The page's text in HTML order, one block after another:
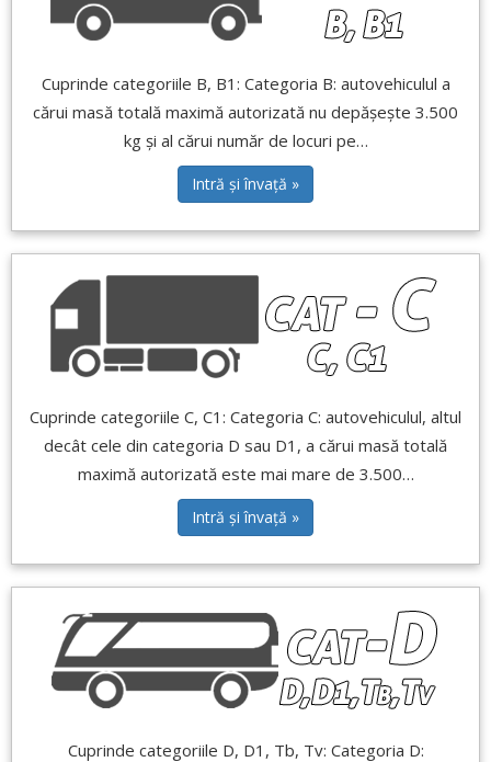
Cuprinde categoriile B, B1: Categoria B: autovehiculul a
cărui masă totală maximă autorizată nu depășește 3.500
kg și al cărui număr de locuri pe…
Intră și învață »
Cuprinde categoriile C, C1: Categoria C: autovehiculul, altul
decât cele din categoria D sau D1, a cărui masă totală
maximă autorizată este mai mare de 3.500…
Intră și învață »
Cuprinde categoriile D, D1, Tb, Tv: Categoria D: